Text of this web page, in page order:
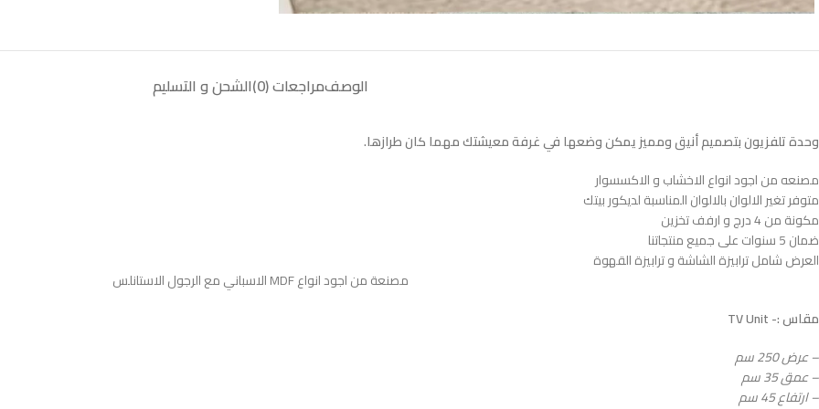
الوصفمراجعات (0) الشحن و التسليم
وحدة تلفزيون بتصميم أنيق ومميز يمكن وضعها في غرفة معيشتك مهما كان طرازها.
مصنعه من اجود انواع الاخشاب و الاكسسوار
متوفر تغير الالوان بالالوان المناسبة لديكور بيتك
مكونة من 4 درج و ارفف تخزين
ضمان 5 سنوات على جميع منتجاتنا
العرض شامل ترابيزة الشاشة و ترابيزة القهوة
مصنعة من اجود انواع MDF الاسباني مع الرجول الاستانلس
مقاس :- TV Unit
– عرض 250 سم
– عمق 35 سم
– ارتفاع 45 سم